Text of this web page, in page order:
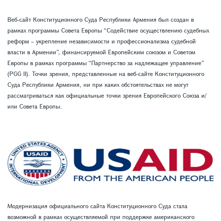
Веб-сайт Конституционного Суда Республики Армения был создан в
рамках программы Совета Европы “Содействие осуществлению судебных
реформ – укрепление независимости и профессионализма судебной
власти в Армении”, финансируемой Европейским союзом и Советом
Европы в рамках программы “Партнерство за надлежащее управление”
(PGG II). Точки зрения, представленные на веб-сайте Конституционного
Суда Республики Армения, ни при каких обстоятельствах не могут
рассматриваться как официальные точки зрения Европейского Союза и/
или Совета Европы.
Модернизация официального сайта Конституционного Суда стала
возможной в рамках осуществляемой при поддержке американского